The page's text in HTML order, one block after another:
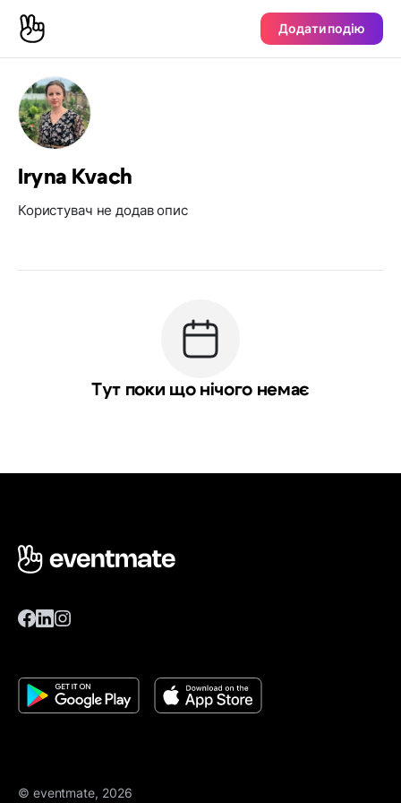
Додати подію
Iryna Kvach
Користувач не додав опис
Тут поки що нічого немає
© eventmate, 2026